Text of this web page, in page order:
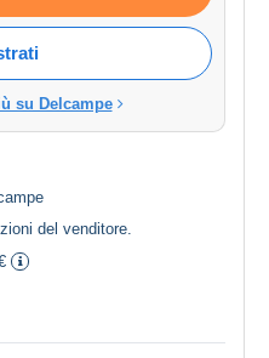
su Delcampe
del venditore